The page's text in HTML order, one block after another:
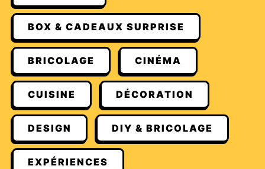
BOX & CADEAUX SURPRISE
BRICOLAGE CINÉMA
CUISINE DÉCORATION
DESIGN DIY & BRICOLAGE
EXPÉRIENCES